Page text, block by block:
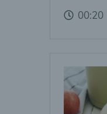
00:20